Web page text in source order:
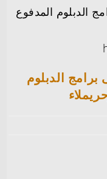
الدبلوم المدفوع
برامج الدبلوم